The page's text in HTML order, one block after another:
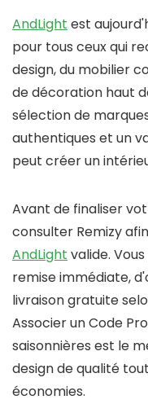
AndLight est
pour tous ceux qui
design, du mobilier
de décoration haut
sélection de
authentiques et un
peut créer un
Avant de finaliser
consulter Remizy
AndLight valide.
remise immédiate,
livraison gratuite
Associer unCode
saisonnières est le
design de qualité
économies.